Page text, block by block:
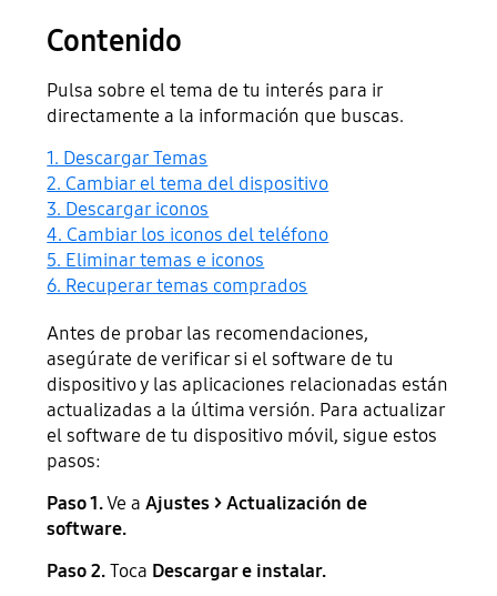
Contenido
Pulsa sobre el tema de tu interés para ir
directamente a la información que buscas.
1. Descargar Temas
2. Cambiar el tema del dispositivo
3. Descargar iconos
4. Cambiar los iconos del teléfono
5. Eliminar temas e iconos
6. Recuperar temas comprados
Antes de probar las recomendaciones,
asegúrate de verificar si el software de tu
dispositivo y las aplicaciones relacionadas están
actualizadas a la última versión. Para actualizar
el software de tu dispositivo móvil, sigue estos
pasos:
Paso 1.Ve aAjustes > Actualización de
software.
Paso 2.Toca Descargar e instalar.